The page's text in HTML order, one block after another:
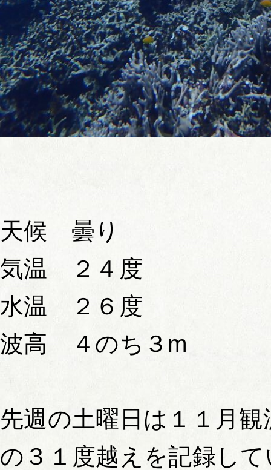
天候 曇り
気温 ２４度
水温 ２６度
波高 ４のち３m
先週の土曜日は１１月
の３１度越えを記録し